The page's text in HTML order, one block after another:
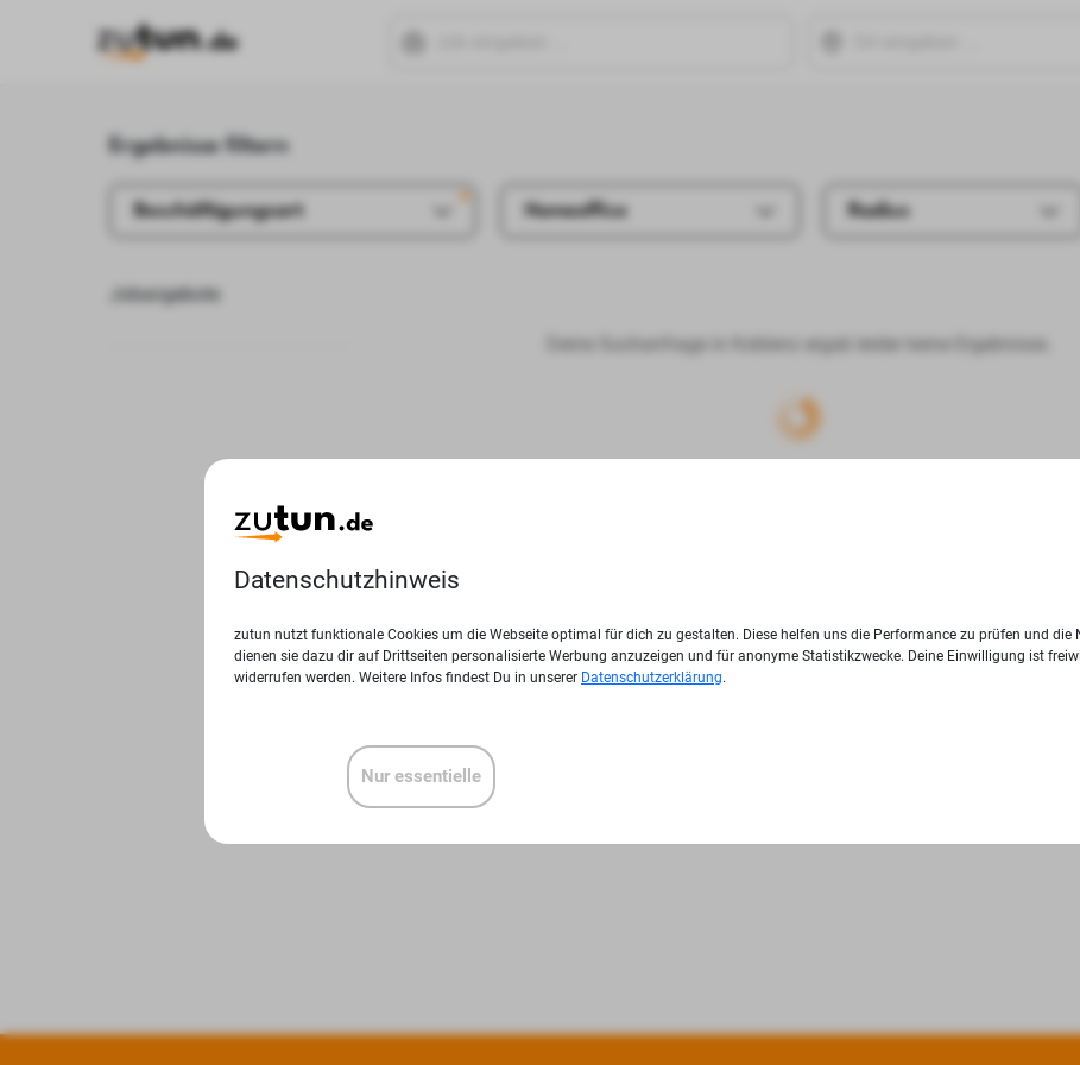
Ergebnisse filtern
Beschäftigungsart Homeoffice Radius
Jobangebote
Deine Suchanfrage in Koblenz ergab leider keine Ergebnisse.
Datenschutzhinweis
zutun nutzt funktionale Cookies um die Webseite optimal für dich zu gestalten. Diese helfen uns die Performance zu prüfen und die
dienen sie dazu dir auf Drittseiten personalisierte Werbung anzuzeigen und für anonyme Statistikzwecke. Deine Einwilligung ist
widerrufen werden. Weitere Infos findest Du in unserer Datenschutzerklärung.
Nur essentielle